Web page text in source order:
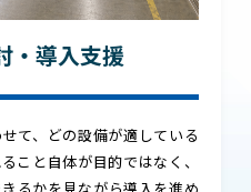
・導入支援
て、どの設備が適している
こと自体が目的ではなく、